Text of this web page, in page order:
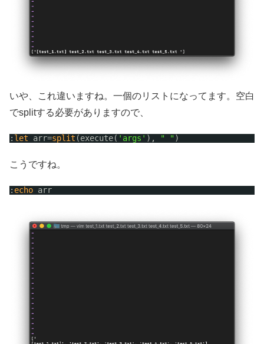
いや、これ違いますね。一個のリストになってます。空白
でsplitする必要がありますので、
: let arr=split (execute( 'args' ), " ")
こうですね。
: echo arr